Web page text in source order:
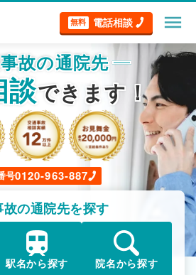
無料 電話相談 menu
故の通院先
談できます！
号0120-963-887
故の通院先を探す
駅名から探す 院名から探す